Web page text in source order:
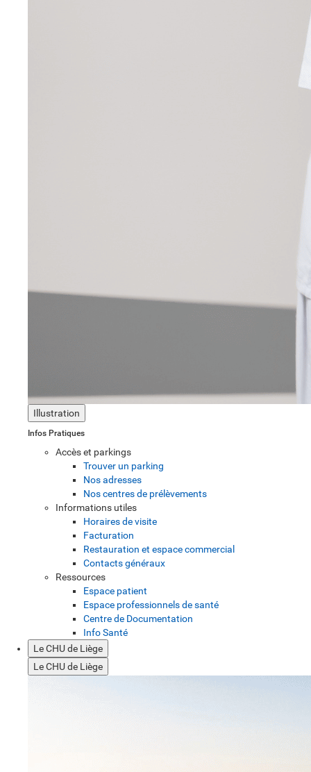
Illustration
Infos Pratiques
Accès et parkings
Trouver un parking
Nos adresses
Nos centres de prélèvements
Informations utiles
Horaires de visite
Facturation
Restauration et espace commercial
Contacts généraux
Ressources
Espace patient
Espace professionnels de santé
Centre de Documentation
Info Santé
Le CHU de Liège
Le CHU de Liège